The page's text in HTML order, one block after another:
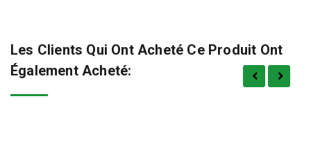
Les Clients Qui Ont Acheté Ce Produit Ont
Également Acheté: